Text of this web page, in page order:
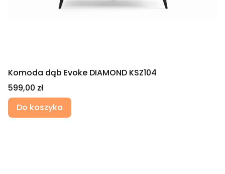
Komoda dąb Evoke DIAMOND KSZ104
Cena
599,00 zł
Do koszyka